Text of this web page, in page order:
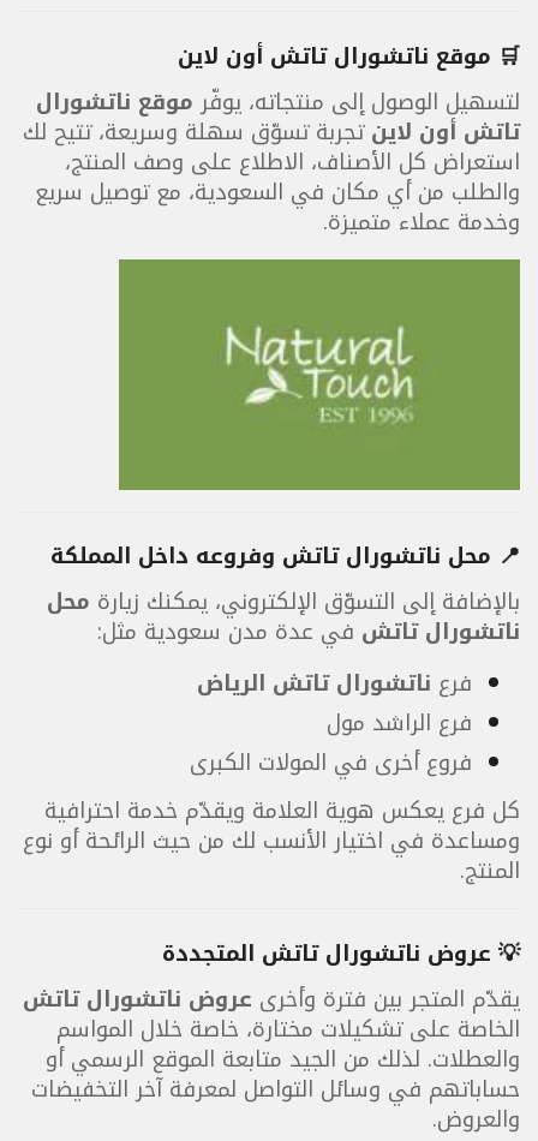
🛒 موقع ناتشورال تاتش أون لاين
لتسهيل الوصول إلى منتجاته، يوفّر موقع ناتشورال
تاتش أون لاينتجربة تسوّق سهلة وسريعة، تتيح لك
استعراض كل الأصناف، الاطلاع على وصف المنتج،
والطلب من أي مكان في السعودية، مع توصيل سريع
وخدمة عملاء متميزة.
📍 محل ناتشورال تاتش وفروعه داخل المملكة
بالإضافة إلى التسوّق الإلكتروني، يمكنك زيارة محل
ناتشورال تاتش في عدة مدن سعودية مثل:
فرع ناتشورال تاتش الرياض
فرع الراشد مول
فروع أخرى في المولات الكبرى
كل فرع يعكس هوية العلامة ويقدّم خدمة احترافية
ومساعدة في اختيار الأنسب لك من حيث الرائحة أو نوع
المنتج.
💡 عروض ناتشورال تاتش المتجددة
يقدّم المتجر بين فترة وأخرى عروض ناتشورال تاتش
الخاصة على تشكيلات مختارة، خاصة خلال المواسم
والعطلات. لذلك من الجيد متابعة الموقع الرسمي أو
حساباتهم في وسائل التواصل لمعرفة آخر التخفيضات
والعروض.